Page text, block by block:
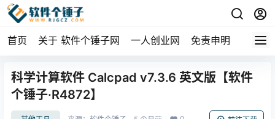
首页 关于 软件个锤子网 一人创业网 免责申明
科学计算软件 Calcpad v7.3.6 英文版【软件
个锤子·R4872】